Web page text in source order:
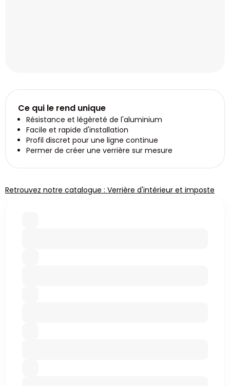
Ce qui le rend unique
Résistance et légèreté de l'aluminium
Facile et rapide d'installation
Profil discret pour une ligne continue
Permer de créer une verrière sur mesure
Retrouvez notre catalogue : Verrière d'intérieur et imposte